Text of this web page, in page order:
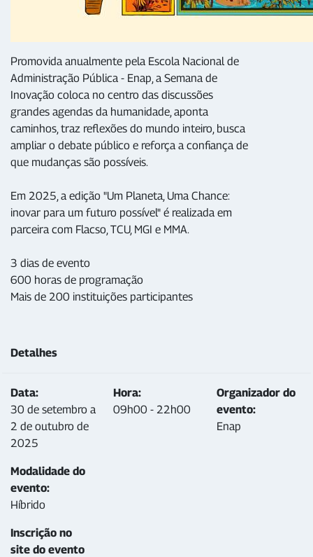
Promovida anualmente pela Escola Nacional de
Administração Pública - Enap, a Semana de
Inovação coloca no centro das discussões
grandes agendas da humanidade, aponta
caminhos, traz reflexões do mundo inteiro, busca
ampliar o debate público e reforça a confiança de
que mudanças são possíveis.
Em 2025, a edição "Um Planeta, Uma Chance:
inovar para um futuro possível" é realizada em
parceira com Flacso, TCU, MGI e MMA.
3 dias de evento
600 horas de programação
Mais de 200 instituições participantes
Detalhes
Data:
30 de setembro a
2 de outubro de
2025
Hora:
09h00 - 22h00
Organizador do
evento:
Enap
Modalidade do
evento:
Híbrido
Inscrição no
site do evento